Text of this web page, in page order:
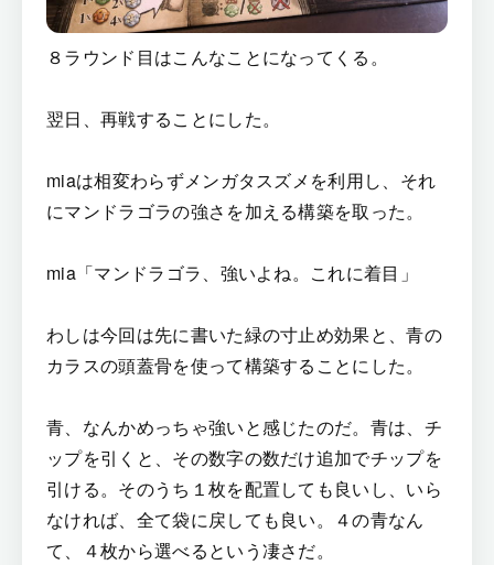
８ラウンド目はこんなことになってくる。
翌日、再戦することにした。
miaは相変わらずメンガタスズメを利用し、それ
にマンドラゴラの強さを加える構築を取った。
mia「マンドラゴラ、強いよね。これに着目」
わしは今回は先に書いた緑の寸止め効果と、青の
カラスの頭蓋骨を使って構築することにした。
青、なんかめっちゃ強いと感じたのだ。青は、チ
ップを引くと、その数字の数だけ追加でチップを
引ける。そのうち１枚を配置しても良いし、いら
なければ、全て袋に戻しても良い。４の青なん
て、４枚から選べるという凄さだ。